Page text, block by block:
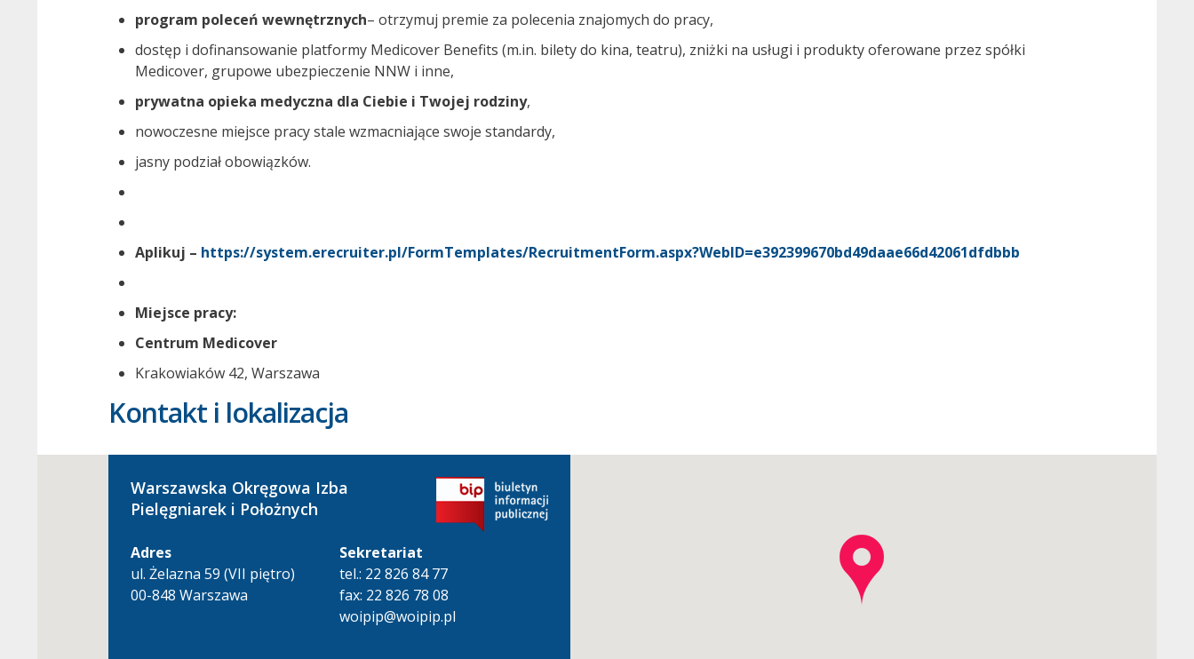
program poleceń wewnętrznych– otrzymuj premie za polecenia znajomych do pracy,
dostęp i dofinansowanie platformy Medicover Benefits (m.in. bilety do kina, teatru), zniżki na usługi i produkty oferowane przez spółki
Medicover, grupowe ubezpieczenie NNW i inne,
prywatna opieka medyczna dla Ciebie i Twojej rodziny,
nowoczesne miejsce pracy stale wzmacniające swoje standardy,
jasny podział obowiązków.
Aplikuj – https://system.erecruiter.pl/FormTemplates/RecruitmentForm.aspx?WebID=e392399670bd49daae66d42061dfdbbb
Miejsce pracy:
Centrum Medicover
Krakowiaków 42, Warszawa
Kontakt i lokalizacja
Warszawska Okręgowa Izba
Pielęgniarek i Położnych
Adres
ul. Żelazna 59 (VII piętro)
00-848 Warszawa
Sekretariat
tel.: 22 826 84 77
fax: 22 826 78 08
woipip@woipip.pl